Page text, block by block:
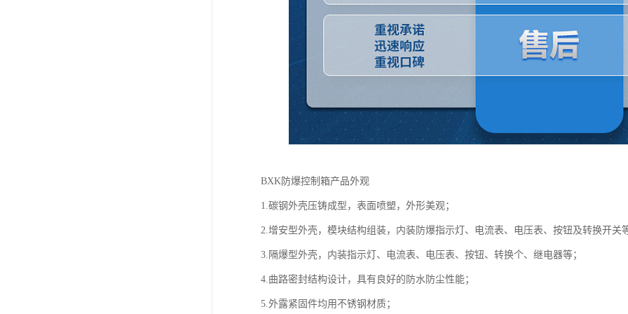
BXK防爆控制箱产品外观
1.碳钢外壳压铸成型，表面喷塑，外形美观；
2.增安型外壳，模块结构组装，内装防爆指示灯、电流表、电压表、按钮及转换开关
3.隔爆型外壳，内装指示灯、电流表、电压表、按钮、转换个、继电器等；
4.曲路密封结构设计，具有良好的防水防尘性能；
5.外露紧固件均用不锈钢材质；